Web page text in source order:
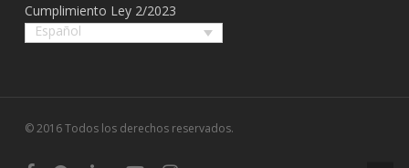
Cumplimiento Ley 2/2023
Español
© 2016 Todos los derechos reservados.